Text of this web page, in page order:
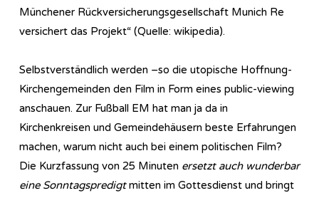
Münchener Rückversicherungsgesellschaft Munich Re
versichert das Projekt“ (Quelle: wikipedia).
Selbstverständlich werden –so die utopische Hoffnung-
Kirchengemeinden den Film in Form eines public-viewing
anschauen. Zur Fußball EM hat man ja da in
Kirchenkreisen und Gemeindehäusern beste Erfahrungen
machen, warum nicht auch bei einem politischen Film?
Die Kurzfassung von 25 Minuten ersetzt auch wunderbar
eine Sonntagspredigtmitten im Gottesdienst und bringt